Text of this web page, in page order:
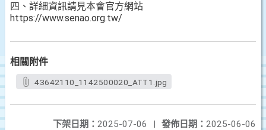
四、詳細資訊請見本會官方網站
https://www.senao.org.tw/
相關附件
43642110_1142500020_ATT1.jpg
發佈日期： 2025-06-06
下架日期： 2025-07-06
|